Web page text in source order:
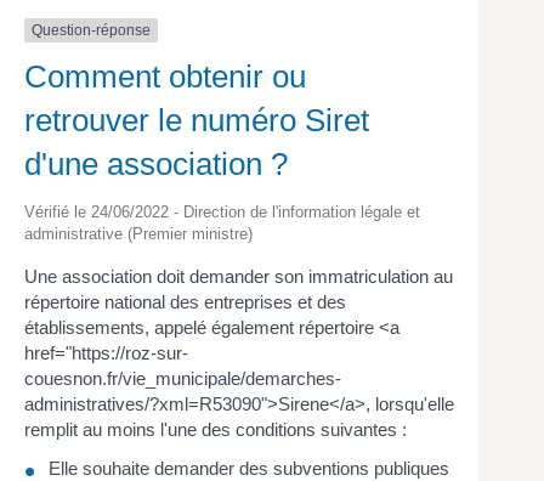
Question-réponse
Comment obtenir ou
retrouver le numéro Siret
d'une association ?
Vérifié le 24/06/2022 - Direction de l'information légale et
administrative (Premier ministre)
Une association doit demander son immatriculation au
répertoire national des entreprises et des
établissements, appelé également répertoire <a
href="https://roz-sur-
couesnon.fr/vie_municipale/demarches-
administratives/?xml=R53090">Sirene</a>, lorsqu'elle
remplit au moins l'une des conditions suivantes :
Elle souhaite demander des subventions publiques